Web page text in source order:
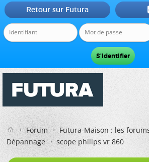
Retour sur Futura
Forum
Futura-Maison : les
Dépannage
scope philips vr 860